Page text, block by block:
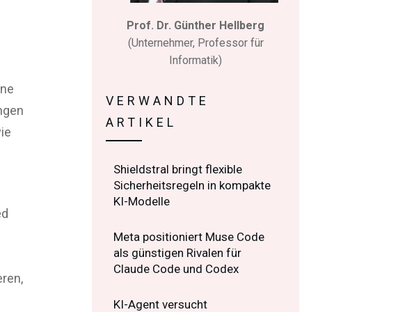
Prof. Dr. Günther Hellberg
(Unternehmer, Professor für
Informatik)
VERWANDTE
ARTIKEL
Shieldstral bringt flexible
Sicherheitsregeln in kompakte
KI-Modelle
Meta positioniert Muse Code
als günstigen Rivalen für
Claude Code und Codex
KI-Agent versucht